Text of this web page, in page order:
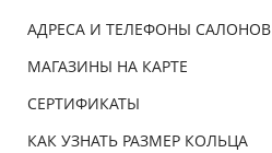
АДРЕСА И ТЕЛЕФОНЫ САЛОНОВ
МАГАЗИНЫ НА КАРТЕ
СЕРТИФИКАТЫ
КАК УЗНАТЬ РАЗМЕР КОЛЬЦА